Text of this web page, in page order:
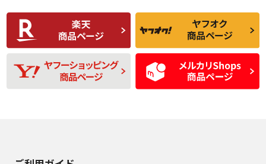
C
比較的きれいな中古
品
C
られるが、使用に問
題のない中古品
D
使用感や目立つ傷が
あり、一般的な中古
品
D
残り溝も少なく、偏
磨耗がみられ、短期
間使用できるくらい
の中古品